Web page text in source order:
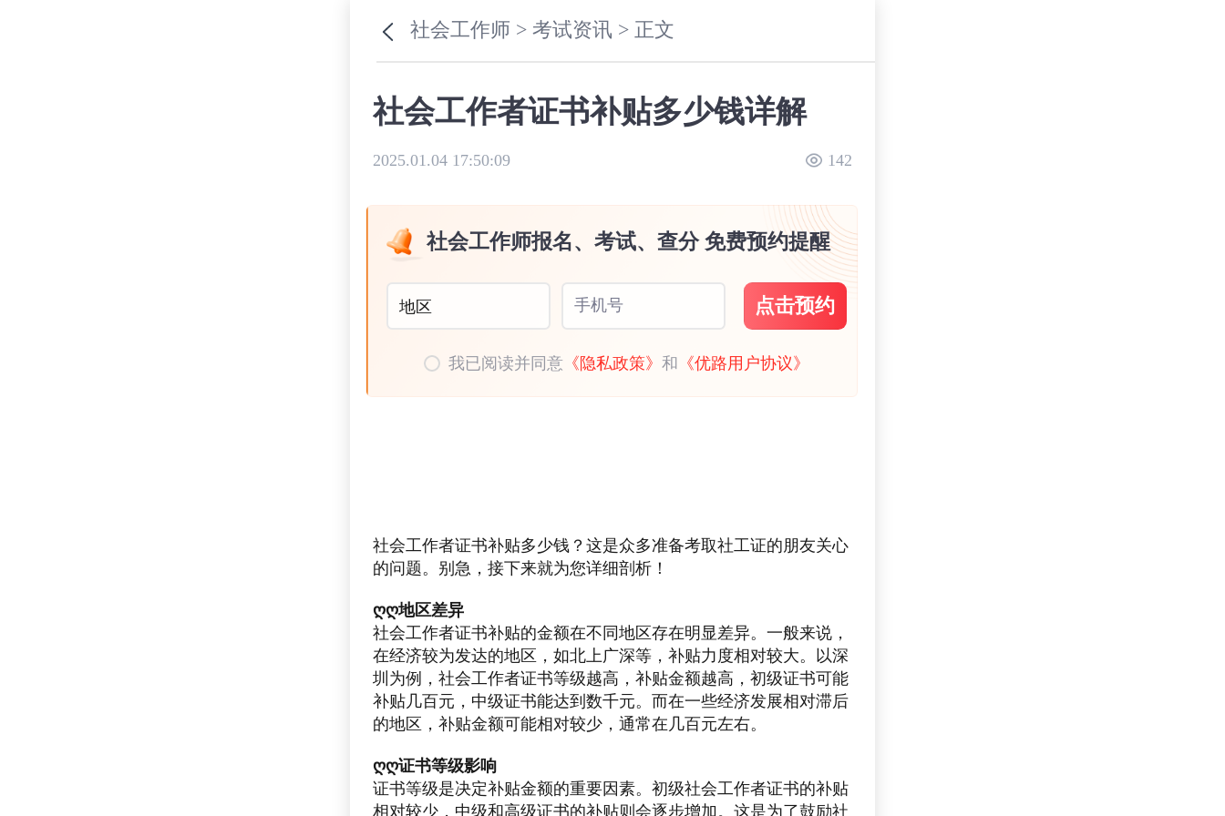
社会工作师 >考试资讯 > 正文
社会工作者证书补贴多少钱详解
2025.01.04 17:50:09 142
社会工作师报名、考试、查分 免费预约提醒
地区 手机号 点击预约
我已阅读并同意 《隐私政策》和 《优路用户协议》
社会工作者证书补贴多少钱？这是众多准备考取社工证的朋友关心
的问题。别急，接下来就为您详细剖析！
ღღ地区差异
社会工作者证书补贴的金额在不同地区存在明显差异。一般来说，
在经济较为发达的地区，如北上广深等，补贴力度相对较大。以深
圳为例，社会工作者证书等级越高，补贴金额越高，初级证书可能
补贴几百元，中级证书能达到数千元。而在一些经济发展相对滞后
的地区，补贴金额可能相对较少，通常在几百元左右。
ღღ证书等级影响
证书等级是决定补贴金额的重要因素。初级社会工作者证书的补贴
相对较少，中级和高级证书的补贴则会逐步增加。这是为了鼓励社